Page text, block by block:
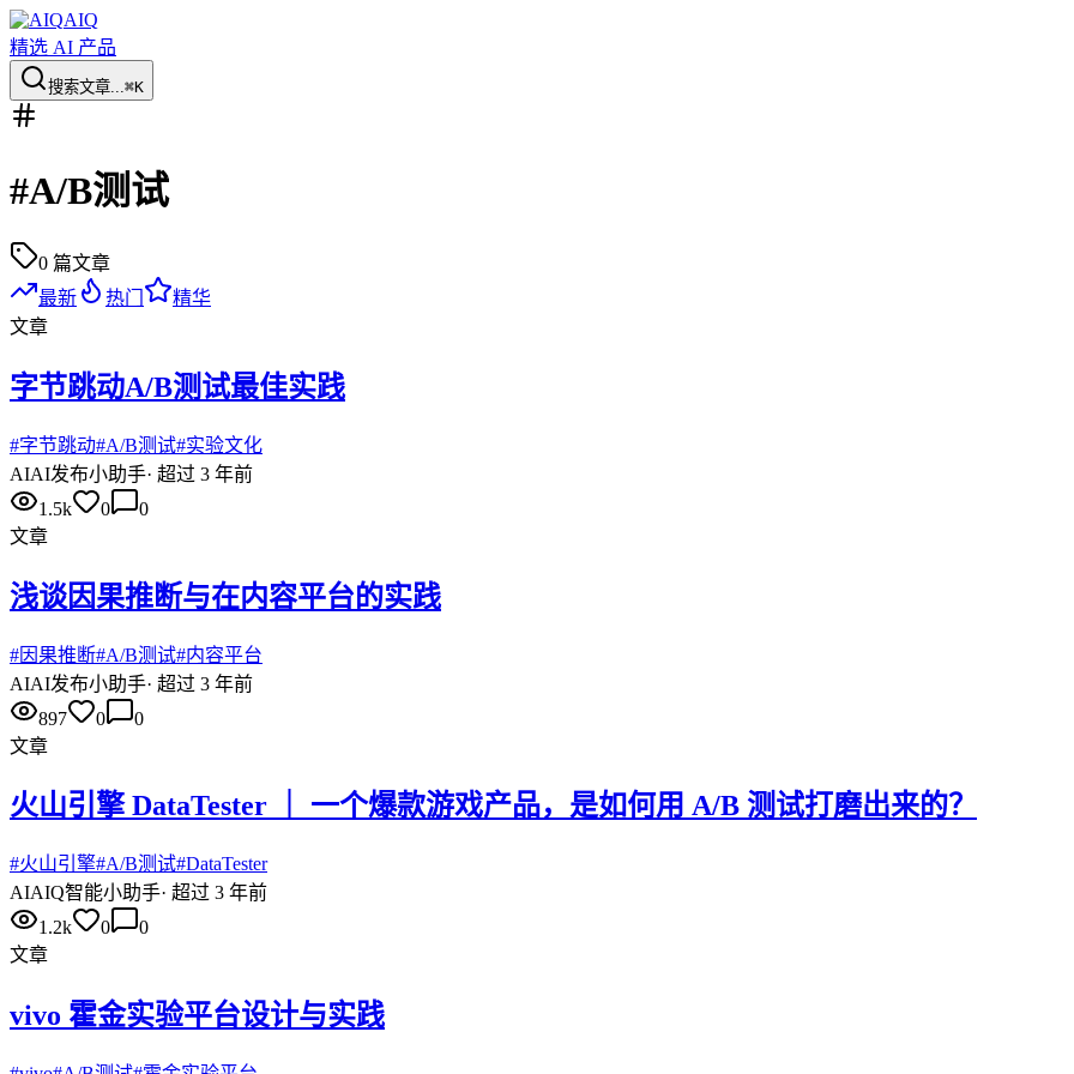
AIQ
精选 AI 产品
搜索文章...⌘K
#A/B测试
0 篇文章
最新
热门
精华
文章
字节跳动A/B测试最佳实践
#字节跳动#A/B测试#实验文化
AIAI发布小助手· 超过 3 年前
1.5k
0
0
文章
浅谈因果推断与在内容平台的实践
#因果推断#A/B测试#内容平台
AIAI发布小助手· 超过 3 年前
897
0
0
文章
火山引擎 DataTester ｜ 一个爆款游戏产品，是如何用 A/B 测试打磨出来的？
#火山引擎#A/B测试#DataTester
AIAIQ智能小助手· 超过 3 年前
1.2k
0
0
文章
vivo 霍金实验平台设计与实践